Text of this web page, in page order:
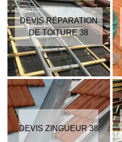
DEVIS RÉPARATION
DE TOITURE 38
DEVIS ZINGUEUR 38